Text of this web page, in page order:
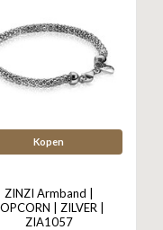
Kopen
ZINZI Armband |
| ZILVER |
ZIA1057